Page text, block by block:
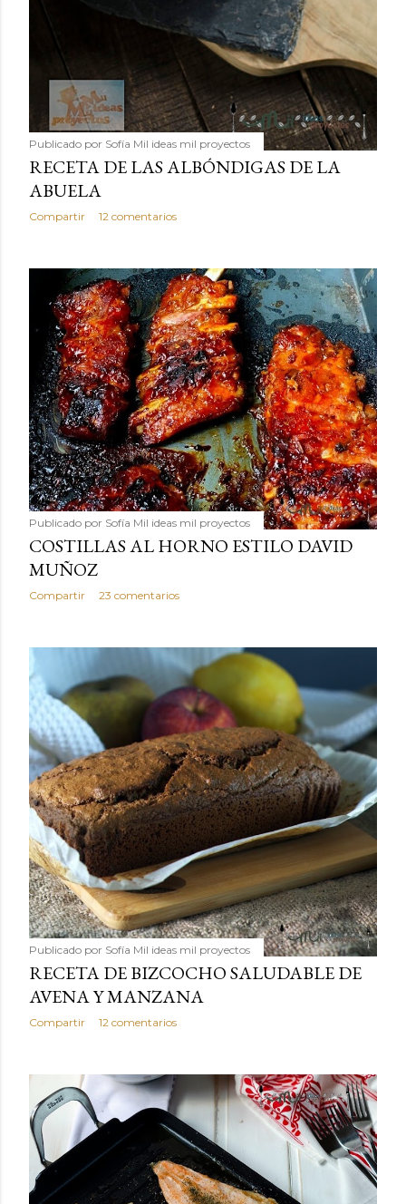
Publicado por Sofía Mil ideas mil proyectos
RECETA DE LAS ALBÓNDIGAS DE LA
ABUELA
Compartir 12 comentarios
Publicado por Sofía Mil ideas mil proyectos
COSTILLAS AL HORNO ESTILO DAVID
MUÑOZ
Compartir 23 comentarios
Publicado por Sofía Mil ideas mil proyectos
RECETA DE BIZCOCHO SALUDABLE DE
AVENA Y MANZANA
Compartir 12 comentarios